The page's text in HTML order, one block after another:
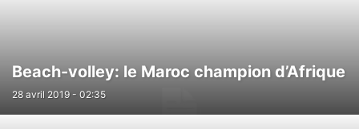
Beach-volley: le Maroc champion d’Afrique
28 avril 2019 - 02:35